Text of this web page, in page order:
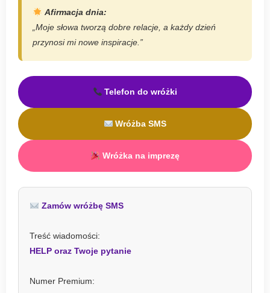
Afirmacja dnia:
„Moje słowa tworzą dobre relacje, a każdy dzień
przynosi mi nowe inspiracje.”
Telefon do wróżki
Wróżba SMS
Wróżka na imprezę
Zamów wróżbę SMS
Treść wiadomości:
HELP oraz Twoje pytanie
Numer Premium: